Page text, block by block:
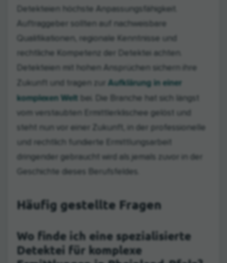
Detekteien höchste Anpassungsfähigkeit.
Auftraggeber sollten auf nachweisbare
Qualifikationen, regionale Kenntnisse und
rechtliche Kompetenz der Detektei achten.
Detekteien mit hohen Ansprüchen sichern ihre
Zukunft und tragen zur Aufklärung in einer
komplexen Welt
bei. Die Branche hat sich längst
vom verstaubten Ermittlerklischee gelöst und
steht nun vor einer Zukunft, in der professionelle
und rechtlich fundierte Ermittlungsarbeit
dringender gebraucht wird als jemals zuvor in der
Geschichte dieses Berufsfeldes.
Häufig gestellte Fragen
Wo finde ich eine spezialisierte
Detektei für komplexe